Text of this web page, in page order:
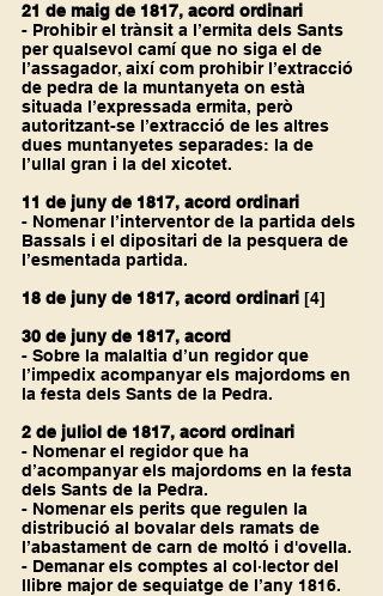
21 de maig de 1817, acord ordinari
- Prohibir el trànsit a l’ermita dels Sants
per qualsevol camí que no siga el de
l’assagador, així com prohibir l’extracció
de pedra de la muntanyeta on està
situada l’expressada ermita, però
autoritzant-se l’extracció de les altres
dues muntanyetes separades: la de
l’ullal gran i la del xicotet.
11 de juny de 1817, acord ordinari
- Nomenar l’interventor de la partida dels
Bassals i el dipositari de la pesquera de
l’esmentada partida.
18 de juny de 1817, acord ordinari [4]
30 de juny de 1817, acord
- Sobre la malaltia d’un regidor que
l’impedix acompanyar els majordoms en
la festa dels Sants de la Pedra.
2 de juliol de 1817, acord ordinari
- Nomenar el regidor que ha
d’acompanyar els majordoms en la festa
dels Sants de la Pedra.
- Nomenar els perits que regulen la
distribució al bovalar dels ramats de
l’abastament de carn de moltó i d'ovella.
- Demanar els comptes al col·lector del
llibre major de sequiatge de l’any 1816.